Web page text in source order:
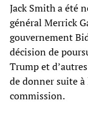
Jack Smith a été
général Merrick
gouvernement
décision de
Trump et
de donner suite
commission.